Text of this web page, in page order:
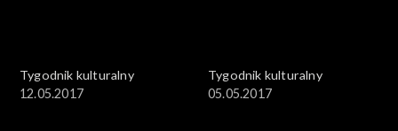
Tygodnik kulturalny
12.05.2017
Tygodnik kulturalny
05.05.2017